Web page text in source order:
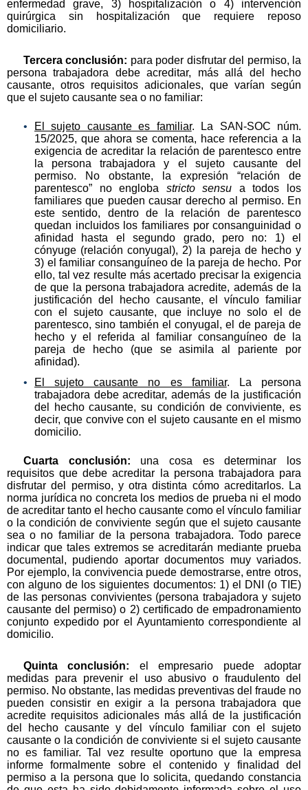
enfermedad grave, 3) hospitalización o 4) intervención
quirúrgica sin hospitalización que requiere reposo
domiciliario.
Tercera conclusión: para poder disfrutar del permiso, la
persona trabajadora debe acreditar, más allá del hecho
causante, otros requisitos adicionales, que varían según
que el sujeto causante sea o no familiar:
El sujeto causante es familiar. La SAN-SOC núm.
15/2025, que ahora se comenta, hace referencia a la
exigencia de acreditar la relación de parentesco entre
la persona trabajadora y el sujeto causante del
permiso. No obstante, la expresión “relación de
parentesco” no engloba stricto sensu a todos los
familiares que pueden causar derecho al permiso. En
este sentido, dentro de la relación de parentesco
quedan incluidos los familiares por consanguinidad o
afinidad hasta el segundo grado, pero no: 1) el
cónyuge (relación conyugal), 2) la pareja de hecho y
3) el familiar consanguíneo de la pareja de hecho. Por
ello, tal vez resulte más acertado precisar la exigencia
de que la persona trabajadora acredite, además de la
justificación del hecho causante, el vínculo familiar
con el sujeto causante, que incluye no solo el de
parentesco, sino también el conyugal, el de pareja de
hecho y el referida al familiar consanguíneo de la
pareja de hecho (que se asimila al pariente por
afinidad).
El sujeto causante no es familiar. La persona
trabajadora debe acreditar, además de la justificación
del hecho causante, su condición de conviviente, es
decir, que convive con el sujeto causante en el mismo
domicilio.
Cuarta conclusión: una cosa es determinar los
requisitos que debe acreditar la persona trabajadora para
disfrutar del permiso, y otra distinta cómo acreditarlos. La
norma jurídica no concreta los medios de prueba ni el modo
de acreditar tanto el hecho causante como el vínculo familiar
o la condición de conviviente según que el sujeto causante
sea o no familiar de la persona trabajadora. Todo parece
indicar que tales extremos se acreditarán mediante prueba
documental, pudiendo aportar documentos muy variados.
Por ejemplo, la convivencia puede demostrarse, entre otros,
con alguno de los siguientes documentos: 1) el DNI (o TIE)
de las personas convivientes (persona trabajadora y sujeto
causante del permiso) o 2) certificado de empadronamiento
conjunto expedido por el Ayuntamiento correspondiente al
domicilio.
Quinta conclusión: el empresario puede adoptar
medidas para prevenir el uso abusivo o fraudulento del
permiso. No obstante, las medidas preventivas del fraude no
pueden consistir en exigir a la persona trabajadora que
acredite requisitos adicionales más allá de la justificación
del hecho causante y del vínculo familiar con el sujeto
causante o la condición de conviviente si el sujeto causante
no es familiar. Tal vez resulte oportuno que la empresa
informe formalmente sobre el contenido y finalidad del
permiso a la persona que lo solicita, quedando constancia